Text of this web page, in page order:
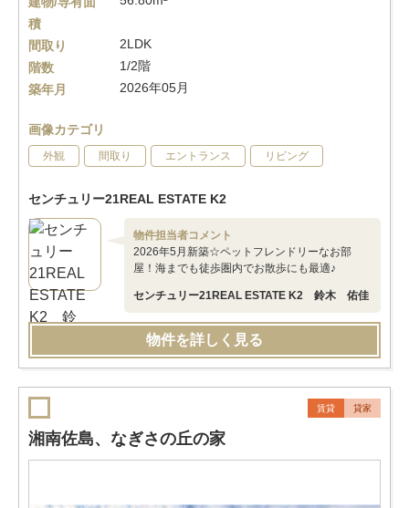
積
間取り
2LDK
階数
1/2階
築年月
2026年05月
画像カテゴリ
外観 間取り エントランス リビング
センチュリー21REAL ESTATE K2
物件担当者コメント
2026年5月新築☆ペットフレンドリーなお部
屋！海までも徒歩圏内でお散歩にも最適♪
センチュリー21REAL ESTATE K2 鈴木 佑佳
物件を詳しく見る
賃貸 貸家
湘南佐島、なぎさの丘の家